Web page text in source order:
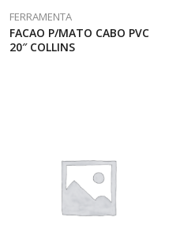
FERRAMENTA
FACAO P/MATO CABO PVC
20″ COLLINS